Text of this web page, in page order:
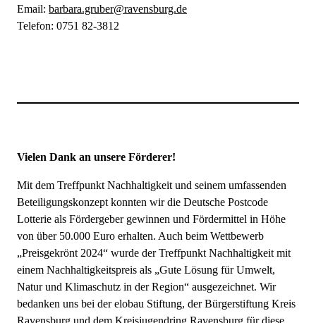
Email: barbara.gruber@ravensburg.de
Telefon: 0751 82-3812
Vielen Dank an unsere Förderer!
Mit dem Treffpunkt Nachhaltigkeit und seinem umfassenden
Beteiligungskonzept konnten wir die Deutsche Postcode
Lotterie als Fördergeber gewinnen und Fördermittel in Höhe
von über 50.000 Euro erhalten. Auch beim Wettbewerb
„Preisgekrönt 2024“ wurde der Treffpunkt Nachhaltigkeit mit
einem Nachhaltigkeitspreis als „Gute Lösung für Umwelt,
Natur und Klimaschutz in der Region“ ausgezeichnet. Wir
bedanken uns bei der elobau Stiftung, der Bürgerstiftung Kreis
Ravensburg und dem Kreisjugendring Ravensburg für diese